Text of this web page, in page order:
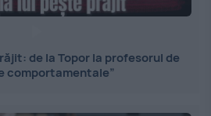
de la Topor la profesorul de
comportamentale”